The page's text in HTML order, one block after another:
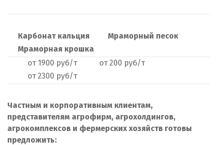
Нижневартовск
Нижний Новгород
Нижний Тагил
Новокоалиновый
Новокузнецк
Карбонат кальция
Мраморный песок
Мраморная крошка
от 1900 руб/т
от 200 руб/т
от 2300 руб/т
Частным и корпоративным клиентам,
представителям агрофирм, агрохолдингов,
агрокомплексов и фермерских хозяйств готовы
предложить: